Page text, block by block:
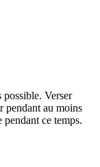
possible. Verser
pendant au moins
ce temps.